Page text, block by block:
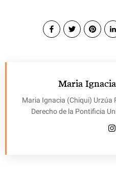
Maria
Maria Ignacia (Chiqui) Urzúa
Derecho de la Pontificia